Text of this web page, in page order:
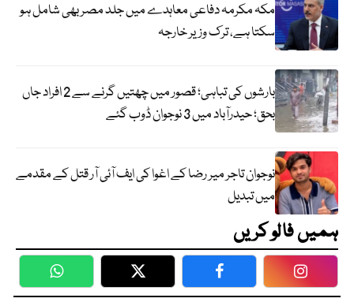
مکہ مکرمہ دفاعی معاہدے میں جلد مصر بھی شامل ہو
سکتا ہے، ترک وزیر خارجہ
بارشوں کی تباہی؛ قصور میں چھتیں گرنے سے 2 افراد جاں
بحق؛ حیدرآباد میں 3 نوجوان ڈوب گئے
نوجوان تاجر میر رضا کے اغوا کی ایف آئی آر قتل کے مقدمے
میں تبدیل
ہمیں فالو کریں
WhatsApp Twitter Facebook